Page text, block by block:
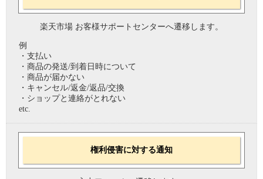
楽天市場 お客様サポートセンターへ遷移します。
例
・支払い
・商品の発送/到着日時について
・商品が届かない
・キャンセル/返金/返品/交換
・ショップと連絡がとれない
etc.
権利侵害に対する通知